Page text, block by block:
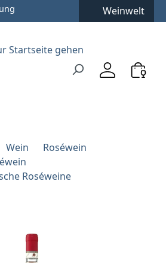
springen
Weinwelt
Wein
Roséwein
Roséweine